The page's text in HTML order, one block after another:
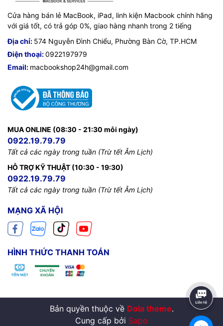
Cửa hàng bán lẻ MacBook, iPad, linh kiện Macbook chính hãng
với giá tốt, có trả góp 0%, giao hàng nhanh trong 2 tiếng
Địa chỉ: 574 Nguyễn Đình Chiểu, Phường Bàn Cờ, TP.HCM
Điện thoại:0922197979
Email: macbookshop24h@gmail.com
MUA ONLINE (08:30 - 21:30 mỗi ngày)
0922.19.79.79
Tất cả các ngày trong tuần (Trừ tết Âm Lịch)
HỖ TRỢ KỸ THUẬT (10:30 - 19:30)
0922.19.79.79
Tất cả các ngày trong tuần (Trừ tết Âm Lịch)
MẠNG XÃ HỘI
HÌNH THỨC THANH TOÁN
Bản quyền thuộc về Dola theme.
Cung cấp bởi Sapo